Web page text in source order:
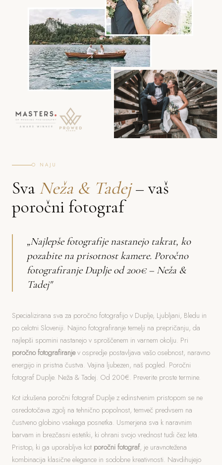
O NAJU
Sva Neža & Tadej– vaš
poročni fotograf
„Najlepše fotografije nastanejo takrat, ko
pozabite na prisotnost kamere. Poročno
fotografiranje Duplje od 200€ – Neža &
Tadej"
Specializirana sva za poročno fotografijo v Duplje, Ljubljani, Bledu in
po celotni Sloveniji. Najino fotografiranje temelji na prepričanju, da
najlepši spomini nastanejo v sproščenem in varnem okolju. Pri
poročno fotografiranjev ospredje postavljava vašo osebnost, naravno
energijo in pristna čustva. Vajina ljubezen, naš pogled. Poročni
fotograf Duplje. Neža & Tadej. Od 200€. Preverite proste termine.
Kot izkušena poročni fotograf Duplje z edinstvenim pristopom se ne
osredotočava zgolj na tehnično popolnost, temveč predvsem na
čustveno globino vsakega posnetka. Usmerjena sva k naravnim
barvam in brezčasni estetiki, ki ohrani svojo vrednost tudi čez leta.
Pristop, ki ga uporabljva kot poročni fotograf, je uravnotežena
kombinacija klasične elegance in sodobne kreativnosti. Navdihujejo